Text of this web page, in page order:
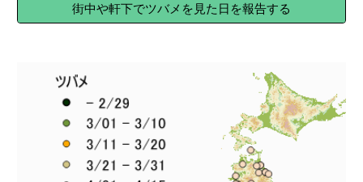
街中や軒下でツバメを見た日を報告する